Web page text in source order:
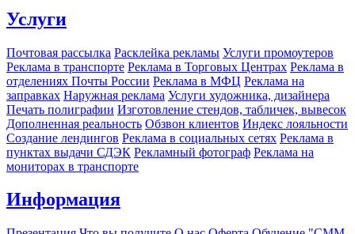
Услуги
Почтовая рассылка Расклейка рекламы Услуги промоутеров
Реклама в транспорте Реклама в Торговых Центрах Реклама в
отделениях Почты России Реклама в МФЦ Реклама на
заправках Наружная реклама Услуги художника, дизайнера
Печать полиграфии Изготовление стендов, табличек, вывесок
Дополненная реальность Обзвон клиентов Индекс лояльности
Создание лендингов Реклама в социальных сетях Реклама в
пунктах выдачи СДЭК Рекламный фотограф Реклама на
мониторах в транспорте
Информация